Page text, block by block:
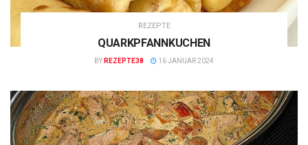
REZEPTE
QUARKPFANNKUCHEN
BY REZEPTE38 16 JANUAR 2024